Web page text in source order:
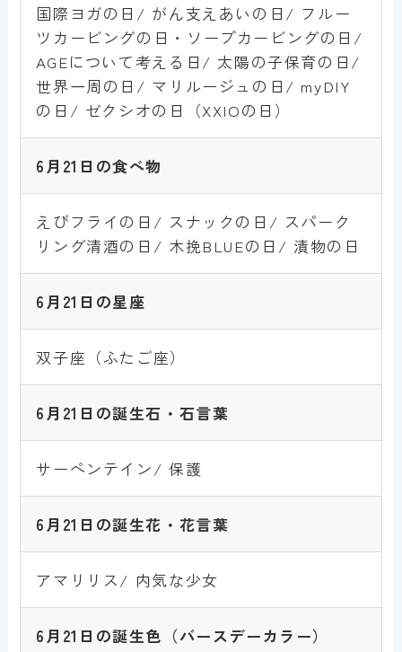
国際ヨガの日/ がん支えあいの日/ フルー
ツカービングの日・ソープカービングの日/
AGEについて考える日/ 太陽の子保育の日/
世界一周の日/ マリルージュの日/ myDIY
の日/ ゼクシオの日（XXIOの日）
6月 21 日 の食べ物
えびフライの日/ スナックの日/ スパーク
リング清酒の日/ 木挽BLUEの日/ 漬物の日
6月 21 日 の星座
双子座（ふたご座）
6月 21 日 の誕生石・石言葉
サーペンテイン/ 保護
6月 21 日 の誕生花・花言葉
アマリリス/ 内気な少女
6月 21 日 の誕生色 （バースデーカラー）